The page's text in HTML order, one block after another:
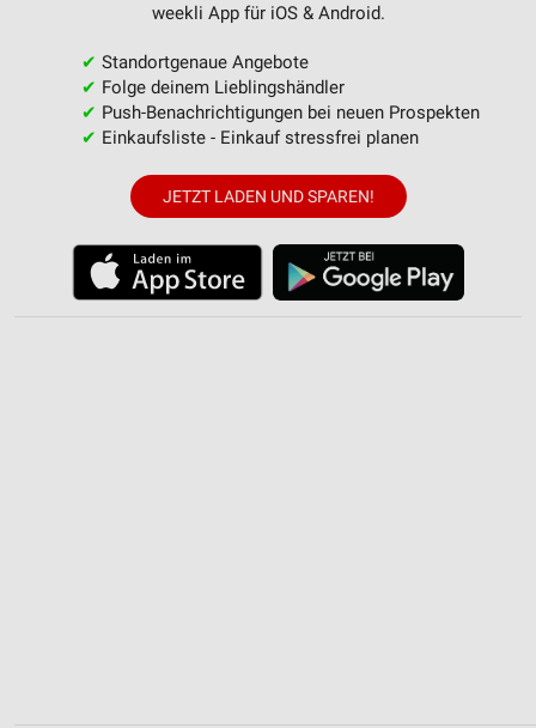
weekli App für iOS & Android.
✔ Standortgenaue Angebote
✔ Folge deinem Lieblingshändler
✔ Push-Benachrichtigungen bei neuen Prospekten
✔ Einkaufsliste - Einkauf stressfrei planen
JETZT LADEN UND SPAREN!